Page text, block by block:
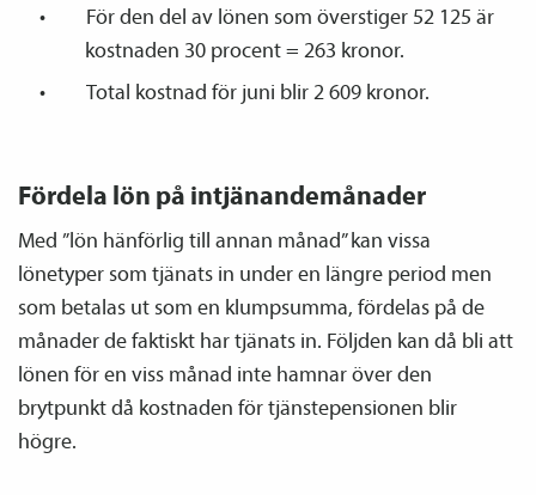
För den del av lönen som överstiger 52 125 är
kostnaden 30 procent = 263 kronor.
Total kostnad för juni blir 2 609 kronor.
Fördela lön på intjänandemånader
Med ”lön hänförlig till annan månad” kan vissa
lönetyper som tjänats in under en längre period men
som betalas ut som en klumpsumma, fördelas på de
månader de faktiskt har tjänats in. Följden kan då bli att
lönen för en viss månad inte hamnar över den
brytpunkt då kostnaden för tjänste­­pensionen blir
högre.